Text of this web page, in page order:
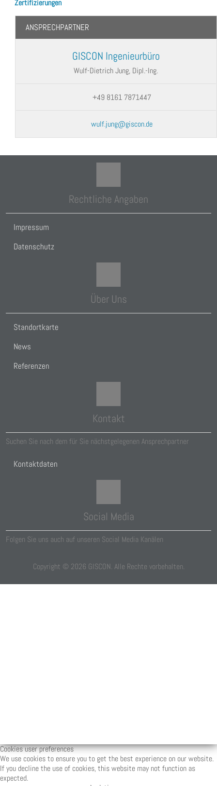
Zertifizierungen
ANSPRECHPARTNER
GISCON Ingenieurbüro
Wulf-Dietrich Jung, Dipl.-Ing.
+49 8161 7871447
wulf.jung@giscon.de
Rechtliche Angaben
Impressum
Datenschutz
Über Uns
Standortkarte
News
Referenzen
Kontakt
Suchen Sie nach dem für Sie nächstgelegenen Ansprechpartner
Kontaktdaten
Social Media
Folgen Sie uns auch auf unseren Social Media Kanälen
Copyright © 2026 GISCON. Alle Rechte vorbehalten.
Cookies user preferences
We use cookies to ensure you to get the best experience on our website.
If you decline the use of cookies, this website may not function as
expected.